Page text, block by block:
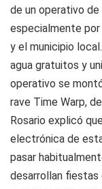
de un operativo
especialmente por
y el municipio
agua gratuitos y
operativo se
rave Time Warp,
Rosario explicó
electrónica de
pasar
desarrollan fiestas